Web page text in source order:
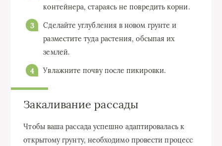
контейнера, стараясь не повредить корни.
Сделайте углубления в новом грунте и
разместите туда растения, обсыпая их
землей.
Увлажните почву после пикировки.
Закаливание рассады
Чтобы ваша рассада успешно адаптировалась к
открытому грунту, необходимо провести процесс